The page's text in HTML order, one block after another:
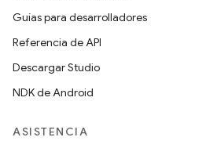
Guías para desarrolladores
Referencia de API
Descargar Studio
NDK de Android
ASISTENCIA